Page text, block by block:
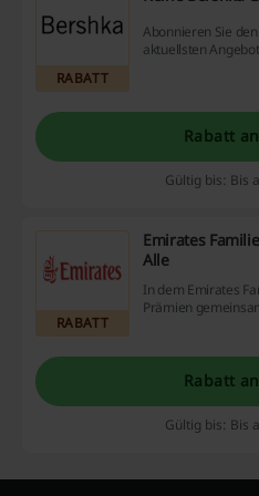
RABATT
Abonnieren Sie
aktuellsten
Rabatt
Gültig bis: Bis
RABATT
Emirates
Alle
In dem Emirates
Prämien
Rabatt
Gültig bis: Bis